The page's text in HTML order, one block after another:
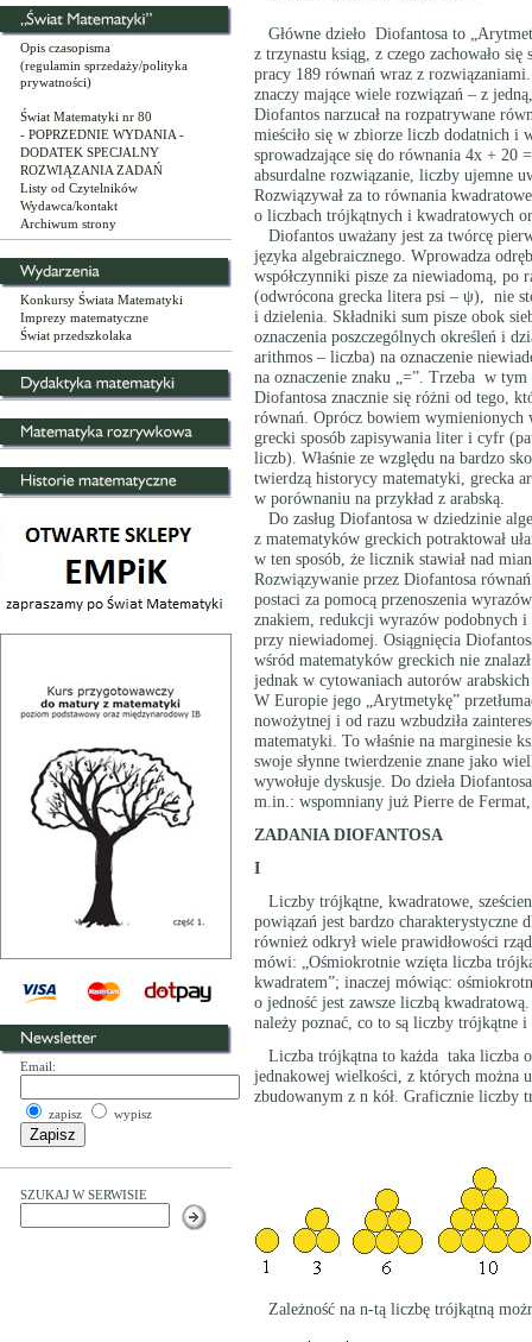
Opis czasopisma
(regulamin sprzedaży/polityka
prywatności)
Świat Matematyki nr 80
- POPRZEDNIE WYDANIA -
DODATEK SPECJALNY
ROZWIĄZANIA ZADAŃ
Listy od Czytelników
Wydawca/kontakt
Archiwum strony
Konkursy Świata Matematyki
Imprezy matematyczne
Świat przedszkolaka
Email:
zapisz wypisz
SZUKAJ W SERWISIE
Główne dzieło Diofantosa to
z trzynastu ksiąg, z czego zachowało
pracy 189 równań wraz z
znaczy mające wiele rozwiązań – z
Diofantos narzucał na rozpatrywane
mieściło się w zbiorze liczb dodatnich i
sprowadzające się do równania 4x + 20
absurdalne rozwiązanie, liczby ujemne
Rozwiązywał za to równania
o liczbach trójkątnych i kwadratowych
Diofantos uważany jest za twórcę
języka algebraicznego. Wprowadza
współczynniki pisze za niewiadomą, po
(odwrócona grecka litera psi – ψ), nie
i dzielenia. Składniki sum pisze obok
oznaczenia poszczególnych określeń i
arithmos – liczba) na oznaczenie
na oznaczenie znaku „=”. Trzeba w
Diofantosa znacznie się różni od tego,
równań. Oprócz bowiem
grecki sposób zapisywania liter i cyfr
liczb). Właśnie ze względu na bardzo
twierdzą historycy matematyki, grecka
w porównaniu na przykład z arabską.
Do zasług Diofantosa w dziedzinie
z matematyków greckich potraktował
w ten sposób, że licznik stawiał nad
Rozwiązywanie przez Diofantosa
postaci za pomocą przenoszenia
znakiem, redukcji wyrazów podobnych i
przy niewiadomej. Osiągnięcia
wśród matematyków greckich nie
jednak w cytowaniach autorów
W Europie jego „Arytmetykę”
nowożytnej i od razu wzbudziła
matematyki. To właśnie na marginesie
swoje słynne twierdzenie znane jako
wywołuje dyskusje. Do dzieła
m.in.: wspomniany już Pierre de
ZADANIA DIOFANTOSA
I
Liczby trójkątne, kwadratowe,
powiązań jest bardzo
również odkrył wiele prawidłowości
mówi: „Ośmiokrotnie wzięta liczba
kwadratem”; inaczej mówiąc:
o jedność jest zawsze liczbą
należy poznać, co to są liczby trójkątne
Liczba trójkątna to każda taka liczba o
jednakowej wielkości, z których można
zbudowanym z n kół. Graficznie liczby
Zależność na n-tą liczbę trójkątną